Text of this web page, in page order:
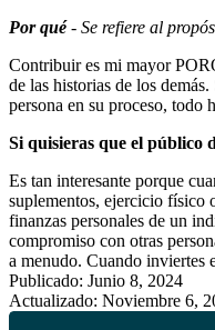
Por qué- Se refiere al
Contribuir es mi mayor
de las historias de los demás.
persona en su proceso, todo
Si quisieras que el público
Es tan interesante porque
suplementos, ejercicio físico
finanzas personales de un
compromiso con otras
a menudo. Cuando inviertes
Publicado: Junio 8, 2024
Actualizado: Noviembre 6,